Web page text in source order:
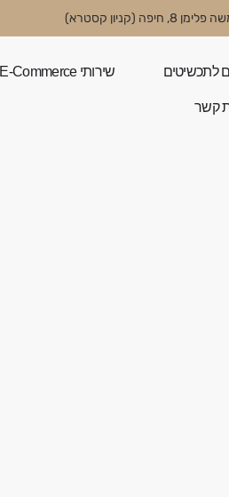
חיפה (קניון קסטרא)
לתכשיטים שירותי E-Commerce
קשר